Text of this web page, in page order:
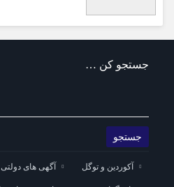
جستجو کن …
آکوردین و توگل آگهی های دولتی